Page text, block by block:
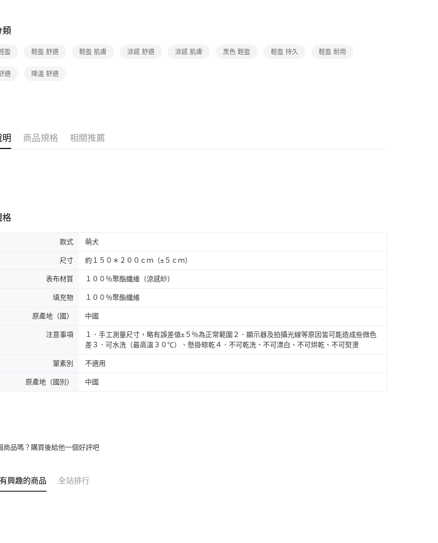
類
盈 輕盈 舒適 輕盈 肌膚 涼感 舒適 涼感 肌膚 黑色 輕盈 輕盈 持久 輕盈 耐用
適 降溫 舒適
明 商品規格 相關推薦
格
款式 萌犬
尺寸 約１５０＊２００ｃｍ（±５ｃｍ）
表布材質 １００％聚酯纖維（涼感紗）
填充物 １００％聚酯纖維
原產地（國） 中國
注意事項
１．手工測量尺寸，略有誤差值±５％為正常範圍２．顯示器及拍攝光線等原因皆可能造成些微色
差３．可水洗（最高溫３０℃）、懸掛晾乾４．不可乾洗、不可漂白、不可烘乾、不可熨燙
葷素別 不適用
原產地（國別） 中國
商品嗎？購買後給他一個好評吧
興趣的商品 全站排行